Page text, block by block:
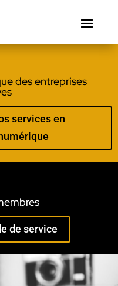
des entreprises
services en
de service